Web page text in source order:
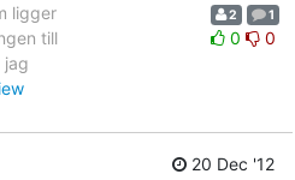
ligger
till
jag
2 1
0 0
20 Dec '12